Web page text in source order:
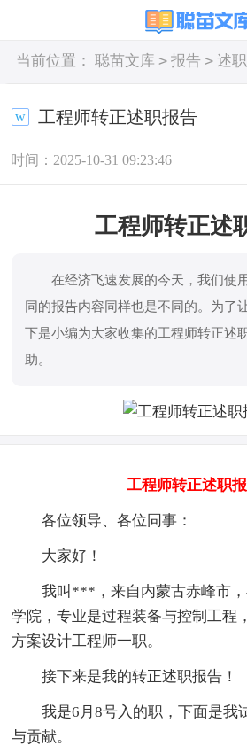
当前位置： 聪苗文库 > 报告 > 述
工程师转正述职报告
时间：2025-10-31 09:23:46
工程师转正述
在经济飞速发展的今天，我们使
同的报告内容同样也是不同的。为了
下是小编为大家收集的工程师转正述
助。
工程师转正述职
各位领导、各位同事：
大家好！
我叫***，来自内蒙古赤峰市，
学院，专业是过程装备与控制工程
方案设计工程师一职。
接下来是我的转正述职报告！
我是6月8号入的职，下面是我
与贡献。